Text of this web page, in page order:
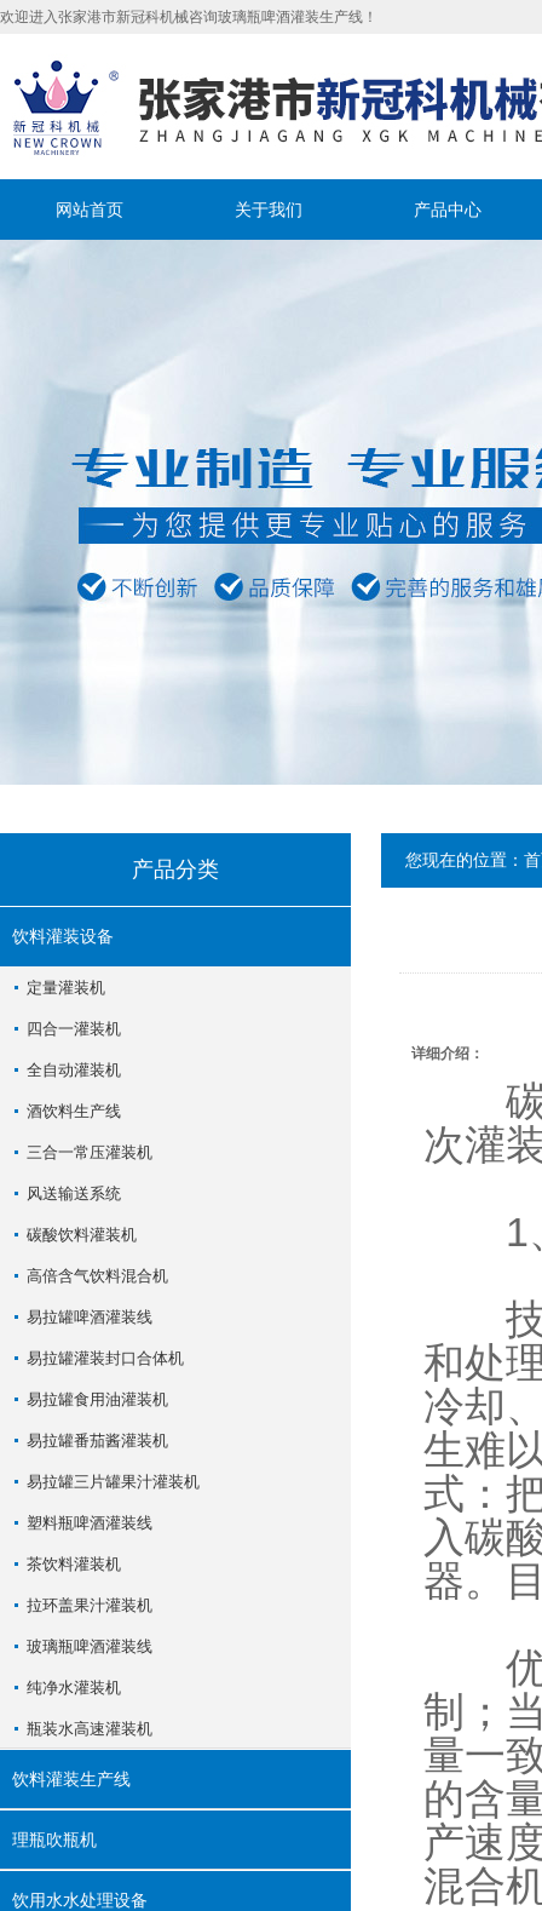
欢迎进入张家港市新冠科机械咨询玻璃瓶啤酒灌装生产线！
网站首页 关于我们 产品中心
产品分类
饮料灌装设备
定量灌装机
四合一灌装机
全自动灌装机
酒饮料生产线
三合一常压灌装机
风送输送系统
碳酸饮料灌装机
高倍含气饮料混合机
易拉罐啤酒灌装线
易拉罐灌装封口合体机
易拉罐食用油灌装机
易拉罐番茄酱灌装机
易拉罐三片罐果汁灌装机
塑料瓶啤酒灌装线
茶饮料灌装机
拉环盖果汁灌装机
玻璃瓶啤酒灌装线
纯净水灌装机
瓶装水高速灌装机
饮料灌装生产线
理瓶吹瓶机
饮用水水处理设备
您现在的位置：
详细介绍：
碳
次灌
1、
技
和处
冷却
生难
式：
入碳
器。
优
制；
量一
的含
产速
混合